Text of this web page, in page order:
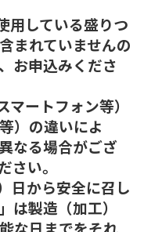
用している盛りつ
まれていませんの
お申込みくださ
ートフォン等）
）の違いによ
なる場合がござ
さい。
日から安全に召し
は製造（加工）